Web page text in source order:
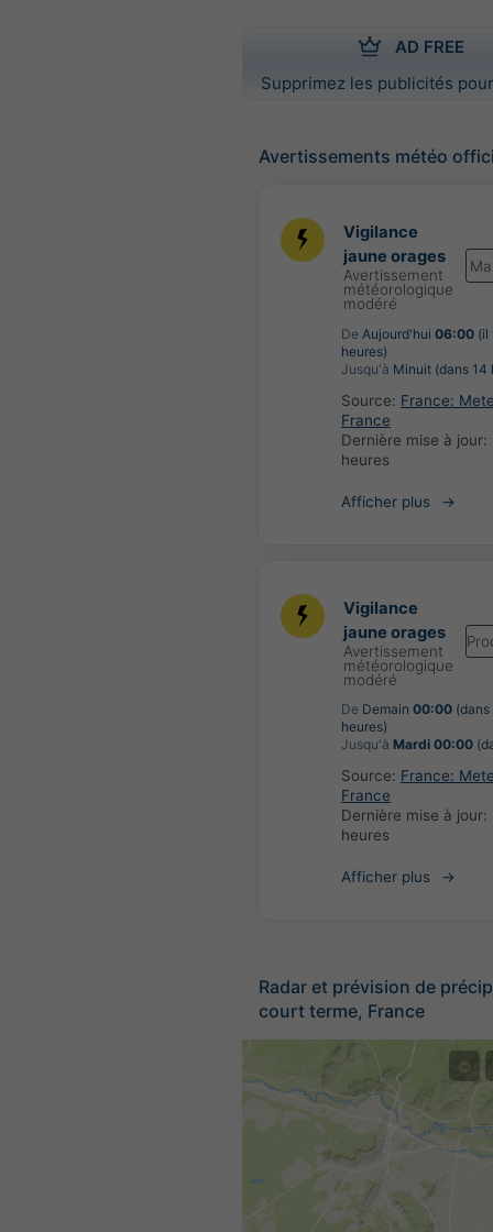
AD FREE
Supprimez les publicités
Avertissements météo
Vigilance
jaune orages
Avertissement
météorologique
modéré
De Aujourd'hui 06:00 (il
heures)
Jusqu'à Minuit (dans 14
Source: France:
France
Dernière mise à jour:
heures
Afficher plus
Vigilance
jaune orages
Avertissement
météorologique
modéré
De Demain 00:00 (dans
heures)
Jusqu'à Mardi 00:00
Source: France:
France
Dernière mise à jour:
heures
Afficher plus
Radar et prévision de
court terme, France
©